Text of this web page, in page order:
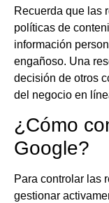
Recuerda que las
políticas de
información
engañoso. Una
decisión de otros
del negocio en
¿Cómo
Google?
Para controlar las
gestionar